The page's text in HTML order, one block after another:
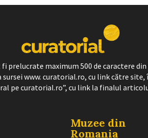
prelucrate maximum 500 de caractere
www. curatorial.ro, cu link către site,
pe curatorial.ro”, cu link la finalul
Muzee din
Romania